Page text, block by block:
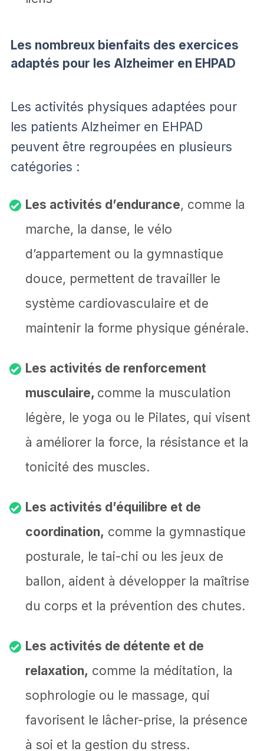
Les nombreux bienfaits des exercices
adaptés pour les Alzheimer en EHPAD
Les activités physiques adaptées pour
les patients Alzheimer en EHPAD
peuvent être regroupées en plusieurs
catégories :
Les activités d’endurance, comme la
marche, la danse, le vélo
d’appartement ou la gymnastique
douce, permettent de travailler le
système cardiovasculaire et de
maintenir la forme physique générale.
Les activités de renforcement
musculaire, comme la musculation
légère, le yoga ou le Pilates, qui visent
à améliorer la force, la résistance et la
tonicité des muscles.
Les activités d’équilibre et de
coordination, comme la gymnastique
posturale, le tai-chi ou les jeux de
ballon, aident à développer la maîtrise
du corps et la prévention des chutes.
Les activités de détente et de
relaxation, comme la méditation, la
sophrologie ou le massage, qui
favorisent le lâcher-prise, la présence
à soi et la gestion du stress.